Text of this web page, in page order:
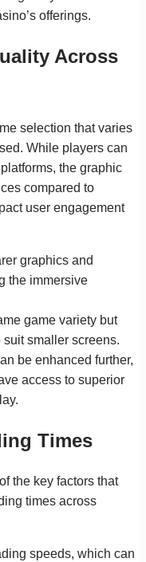
offerings.
Across
selection that varies
While players can
the graphic
compared to
user engagement
graphics and
the immersive
game variety but
smaller screens.
be enhanced further,
access to superior
Times
the key factors that
times across
speeds, which can